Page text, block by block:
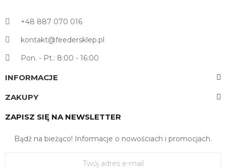
+48 887 070 016
kontakt@feedersklep.pl
Pon. - Pt.: 8:00 - 16:00
INFORMACJE
ZAKUPY
ZAPISZ SIĘ NA NEWSLETTER
Bądź na bieżąco! Informacje o nowościach i promocjach.